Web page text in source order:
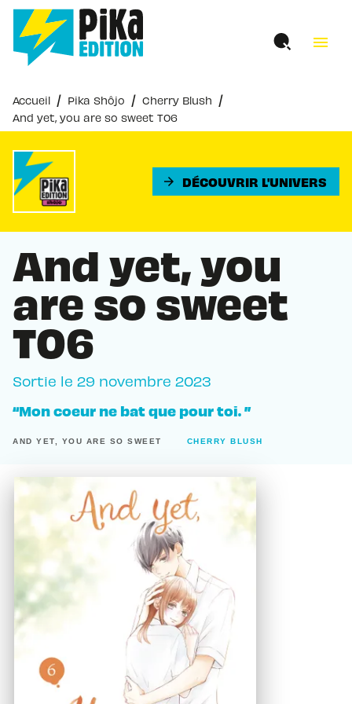
MENU RECHERCHE
PIED DE PAGE
menu
Accueil / Pika Shôjo / Cherry Blush /
And yet, you are so sweet T06
arrow_forward DÉCOUVRIR L'UNIVERS
And yet, you
are so sweet
T06
Sortie le 29 novembre 2023
“Mon coeur ne bat que pour toi. ”
AND YET, YOU ARE SO SWEET CHERRY BLUSH